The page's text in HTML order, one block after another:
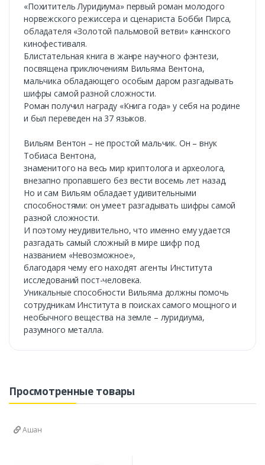
«Похититель Луридиума» первый роман молодого
норвежского режиссера и сценариста Бобби Пирса,
обладателя «Золотой пальмовой ветви» каннского
кинофестиваля.
Блистательная книга в жанре научного фэнтези,
посвящена приключениям Вильяма Вентона,
мальчика обладающего особым даром разгадывать
шифры самой разной сложности.
Роман получил награду «Книга года» у себя на родине
и был переведен на 37 языков.
Вильям Вентон – не простой мальчик. Он – внук
Тобиаса Вентона,
знаменитого на весь мир криптолога и археолога,
внезапно пропавшего без вести восемь лет назад.
Но и сам Вильям обладает удивительными
способностями: он умеет разгадывать шифры самой
разной сложности.
И поэтому неудивительно, что именно ему удается
разгадать самый сложный в мире шифр под
названием «Невозможное»,
благодаря чему его находят агенты Института
исследований пост-человека.
Уникальные способности Вильяма должны помочь
сотрудникам Института в поисках самого мощного и
необычного вещества на земле – луридиума,
разумного металла.
Просмотренные товары
Ашан